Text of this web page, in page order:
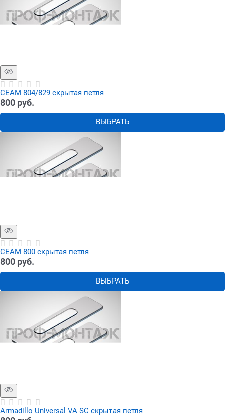
СЕАМ 804/829 скрытая петля
800 руб.
ВЫБРАТЬ
СЕАМ 800 скрытая петля
800 руб.
ВЫБРАТЬ
Armadillo Universal VA SС скрытая петля